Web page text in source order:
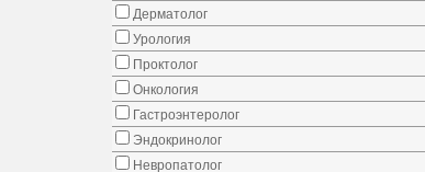
Дерматолог
Урология
Проктолог
Онкология
Гастроэнтеролог
Эндокринолог
Невропатолог